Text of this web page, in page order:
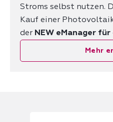
Stroms selbst nutzen.
Kauf einer
der NEW eManager
Mehr